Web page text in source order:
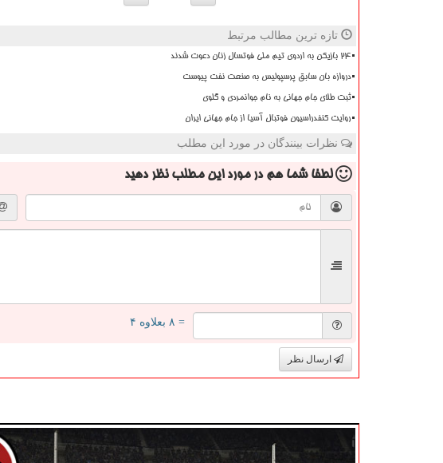
تازه ترین مطالب مرتبط
۲۴ بازیکن به اردوی تیم ملی فوتسال زنان دعوت شدند
دروازه بان سابق پرسپولیس به صنعت نفت پیوست
ثبت طلای جام جهانی به نام جوانمردی و گلوی
روایت کنفدراسیون فوتبال آسیا از جام جهانی ایران
نظرات بینندگان در مورد این مطلب
لطفا شما همدر مورد این مطلب نظر دهید
= ۸ بعلاوه ۴
ارسال نظر